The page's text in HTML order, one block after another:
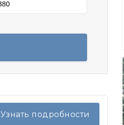
Узнать подробности